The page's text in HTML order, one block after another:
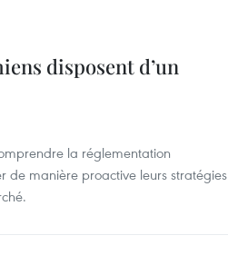
disposent d’un
la réglementation
de manière proactive leurs stratégies